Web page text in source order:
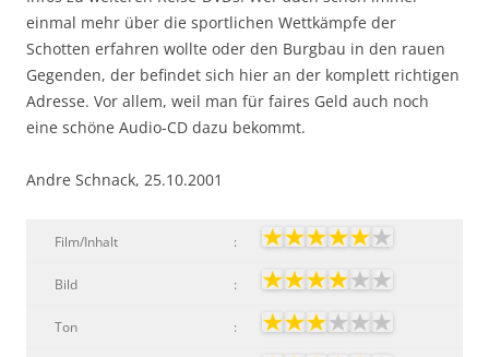
einmal mehr über die sportlichen Wettkämpfe der
Schotten erfahren wollte oder den Burgbau in den rauen
Gegenden, der befindet sich hier an der komplett richtigen
Adresse. Vor allem, weil man für faires Geld auch noch
eine schöne Audio-CD dazu bekommt.
Andre Schnack, 25.10.2001
Film/Inhalt :
Bild :
Ton :